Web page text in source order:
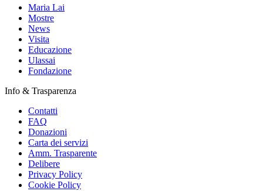
Maria Lai
Mostre
News
Visita
Educazione
Ulassai
Fondazione
Info & Trasparenza
Contatti
FAQ
Donazioni
Carta dei servizi
Amm. Trasparente
Delibere
Privacy Policy
Cookie Policy